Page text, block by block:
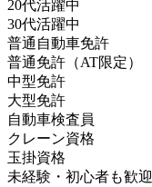
20代活躍中
30代活躍中
普通自動車免許
普通免許（AT限定）
中型免許
大型免許
自動車検査員
クレーン資格
玉掛資格
未経験・初心者も歓迎